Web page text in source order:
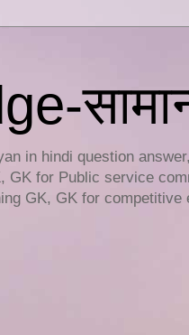
in hindi question
for Public service
GK, GK for